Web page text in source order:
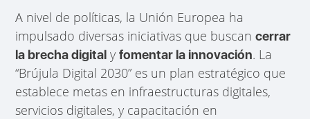
A nivel de políticas, la Unión Europea ha
impulsado diversas iniciativas que buscancerrar
la brecha digital yfomentar la innovación. La
“Brújula Digital 2030” es un plan estratégico que
establece metas en infraestructuras digitales,
servicios digitales, y capacitación en